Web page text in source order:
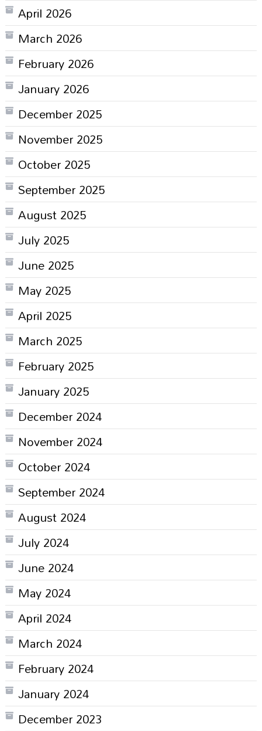
April 2026
March 2026
February 2026
January 2026
December 2025
November 2025
October 2025
September 2025
August 2025
July 2025
June 2025
May 2025
April 2025
March 2025
February 2025
January 2025
December 2024
November 2024
October 2024
September 2024
August 2024
July 2024
June 2024
May 2024
April 2024
March 2024
February 2024
January 2024
December 2023